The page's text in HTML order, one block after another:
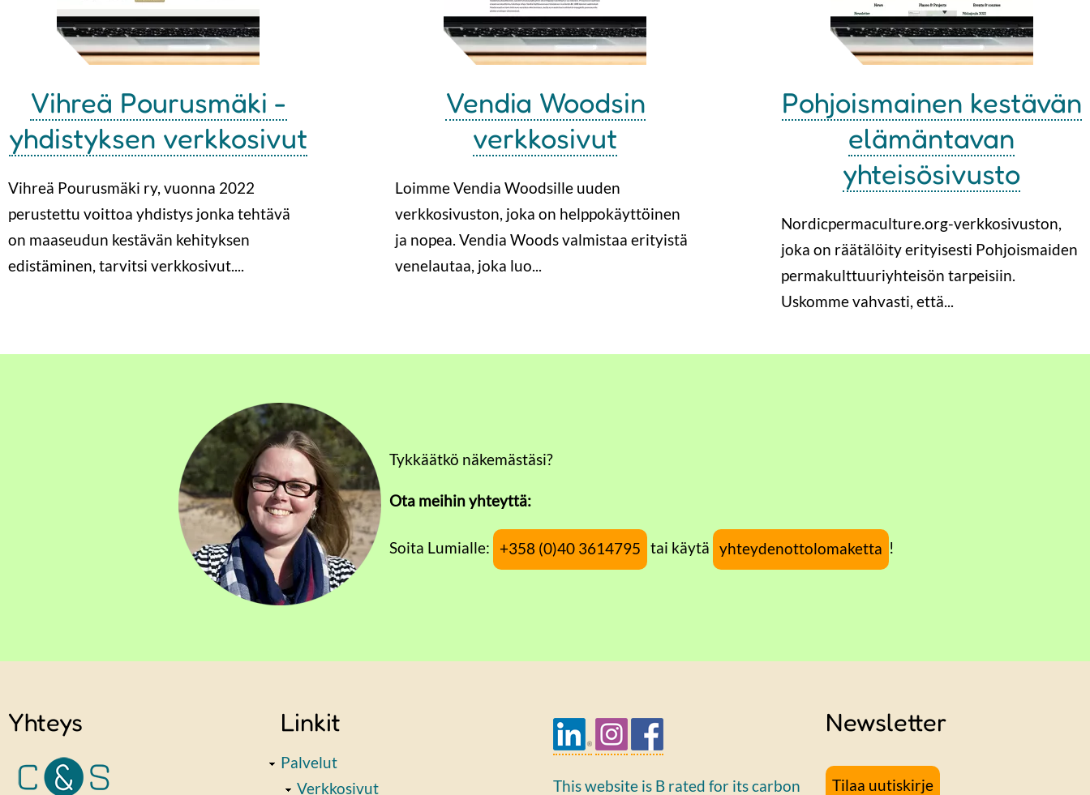
Vihreä Pourusmäki -
yhdistyksen verkkosivut
Vihreä Pourusmäki ry, vuonna 2022
perustettu voittoa yhdistys jonka tehtävä
on maaseudun kestävän kehityksen
edistäminen, tarvitsi verkkosivut....
Vendia Woodsin
verkkosivut
Loimme Vendia Woodsille uuden
verkkosivuston, joka on helppokäyttöinen
ja nopea. Vendia Woods valmistaa erityistä
venelautaa, joka luo...
Pohjoismainen kestävän
elämäntavan
yhteisösivusto
Nordicpermaculture.org-verkkosivuston,
joka on räätälöity erityisesti Pohjoismaiden
permakulttuuriyhteisön tarpeisiin.
Uskomme vahvasti, että...
Tykkäätkö näkemästäsi?
Ota meihin yhteyttä:
Soita Lumialle: +358 (0)40 3614795 tai käytä yhteydenottolomaketta !
Yhteys Linkit
Palvelut
Verkkosivut
This website is B rated for its carbon
Newsletter
Tilaa uutiskirje